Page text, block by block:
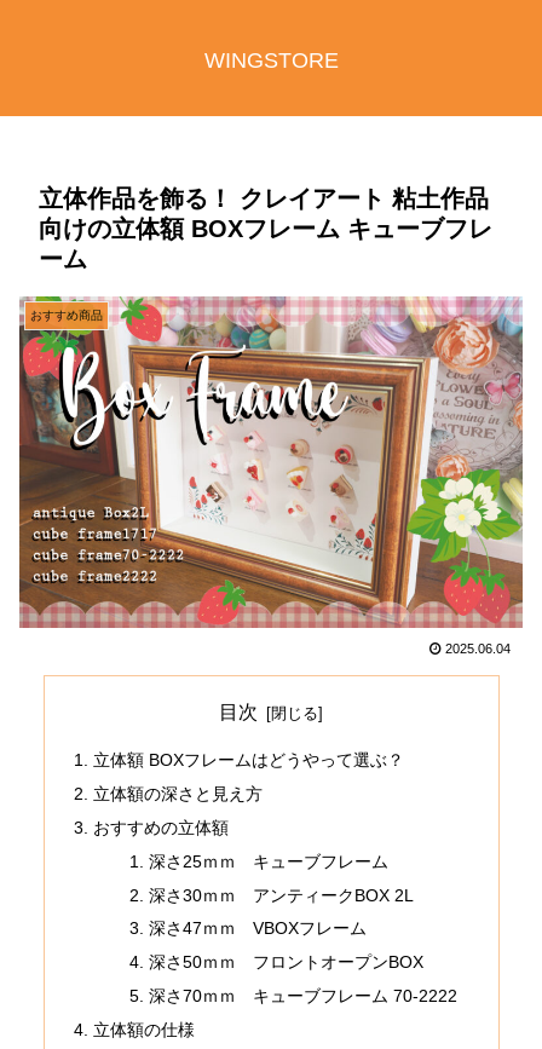
WINGSTORE
立体作品を飾る！ クレイアート 粘土作品
向けの立体額 BOXフレーム キューブフレ
ーム
おすすめ商品
2025.06.04
目次
立体額 BOXフレームはどうやって選ぶ？
立体額の深さと見え方
おすすめの立体額
深さ25ｍｍ キューブフレーム
深さ30ｍｍ アンティークBOX 2L
深さ47ｍｍ VBOXフレーム
深さ50ｍｍ フロントオープンBOX
深さ70ｍｍ キューブフレーム 70-2222
立体額の仕様